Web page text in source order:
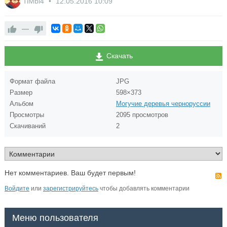
—
Скачать
Формат файла
JPG
Размер
598×373
Альбом
Могучие деревья черноруссии
Просмотры
2095 просмотров
Скачиваний
2
Нет комментариев. Ваш будет первым!
Войдите или зарегистрируйтесьчтобы добавлять комментарии
Меню пользователя